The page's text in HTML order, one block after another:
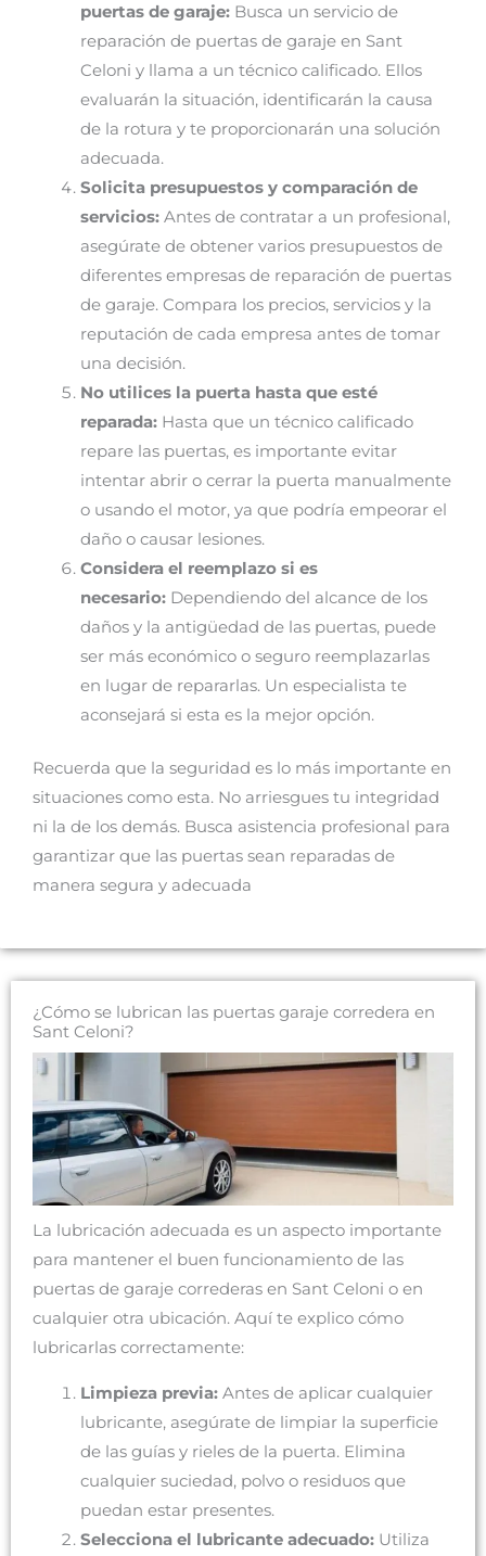
puertas de garaje:Busca un servicio de
reparación de puertas de garaje en Sant
Celoni y llama a un técnico calificado. Ellos
evaluarán la situación, identificarán la causa
de la rotura y te proporcionarán una solución
adecuada.
Solicita presupuestos y comparación de
servicios:Antes de contratar a un profesional,
asegúrate de obtener varios presupuestos de
diferentes empresas de reparación de puertas
de garaje. Compara los precios, servicios y la
reputación de cada empresa antes de tomar
una decisión.
No utilices la puerta hasta que esté
reparada:Hasta que un técnico calificado
repare las puertas, es importante evitar
intentar abrir o cerrar la puerta manualmente
o usando el motor, ya que podría empeorar el
daño o causar lesiones.
Considera el reemplazo si es
necesario:Dependiendo del alcance de los
daños y la antigüedad de las puertas, puede
ser más económico o seguro reemplazarlas
en lugar de repararlas. Un especialista te
aconsejará si esta es la mejor opción.
Recuerda que la seguridad es lo más importante en
situaciones como esta. No arriesgues tu integridad
ni la de los demás. Busca asistencia profesional para
garantizar que las puertas sean reparadas de
manera segura y adecuada
¿Cómo se lubrican las puertas garaje corredera en
Sant Celoni?
La lubricación adecuada es un aspecto importante
para mantener el buen funcionamiento de las
puertas de garaje correderas en Sant Celoni o en
cualquier otra ubicación. Aquí te explico cómo
lubricarlas correctamente:
Limpieza previa:Antes de aplicar cualquier
lubricante, asegúrate de limpiar la superficie
de las guías y rieles de la puerta. Elimina
cualquier suciedad, polvo o residuos que
puedan estar presentes.
Selecciona el lubricante adecuado:Utiliza